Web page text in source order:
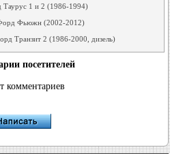
Таурус 1 и 2 (1986-1994)
Фьюжн (2002-2012)
Транзит 2 (1986-2000, дизель)
посетителей
комментариев